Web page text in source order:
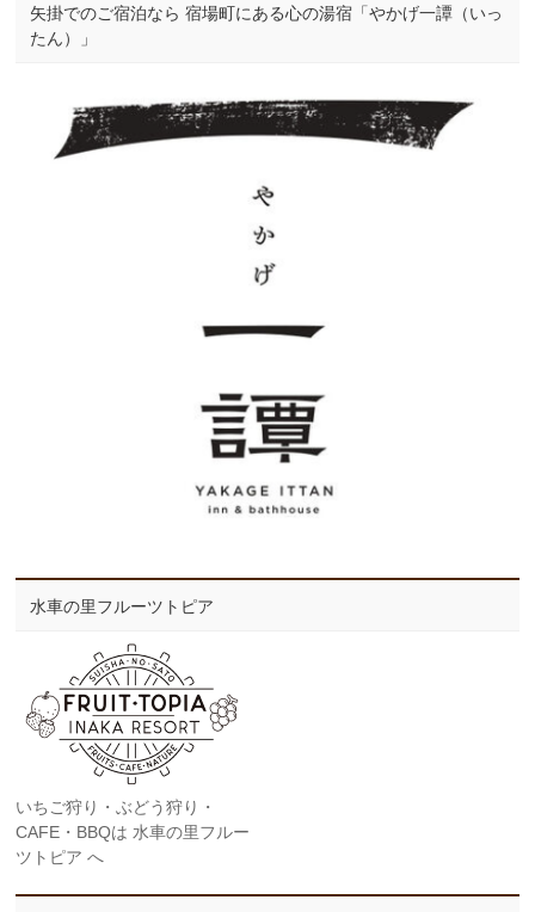
矢掛でのご宿泊なら 宿場町にある心の湯宿「やかげ一譚（いっ
たん）」
水車の里フルーツトピア
いちご狩り・ぶどう狩り・
CAFE・BBQは 水車の里フルー
ツトピア へ